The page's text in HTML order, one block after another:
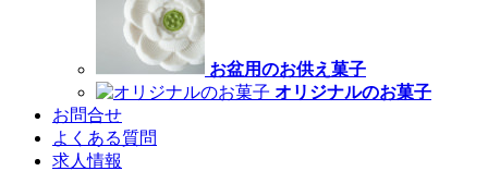
お盆用のお供え菓子
オリジナルのお菓子
お問合せ
よくある質問
求人情報